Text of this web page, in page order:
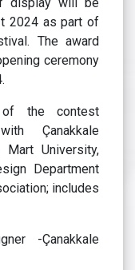
display will be
2024 as part of
The award
ceremony
the contest
Çanakkale
Mart University,
Department
includes
-Çanakkale